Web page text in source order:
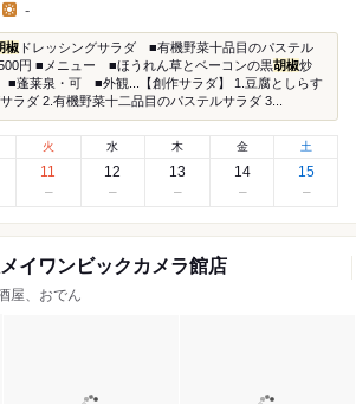
-
椒 ドレッシングサラダ ■有機野菜十品目のパステル
円 ■メニュー ■ほうれん草とベーコンの黒胡椒炒
蓬莱泉・可 ■外観...【創作サラダ】 1.豆腐としらす
ラダ 2.有機野菜十二品目のパステルサラダ 3...
火
11
水
12
木
13
金
14
土
15
イワンビックカメラ館店
屋、おでん